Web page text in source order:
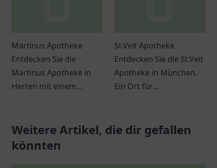
Martinus Apotheke
Entdecken Sie die
Martinus Apotheke in
Herten mit einem
und individueller
Beratung.
St.Veit Apotheke
Entdecken Sie die St.Veit
Apotheke in München.
Ein Ort für
Beratung und breiter
Produktpalette.
Weitere Artikel, die dir gefallen
könnten